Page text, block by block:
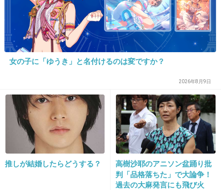
すごい神経してますね。
+83 -8
「たかじんはタイプじゃないホステスをいじめ
るから嫌い。」
と言ってた。
遊び方がスマートじゃないらしい。
本業は歌手なのに小悪党みたいなタレント崩
女の子に「ゆうき」と名付けるのは変ですか？
2026年8月9日
推しが結婚したらどうする？
高樹沙耶のアニソン盆踊り批
判「品格落ちた」で大論争！
過去の大麻発言にも飛び火